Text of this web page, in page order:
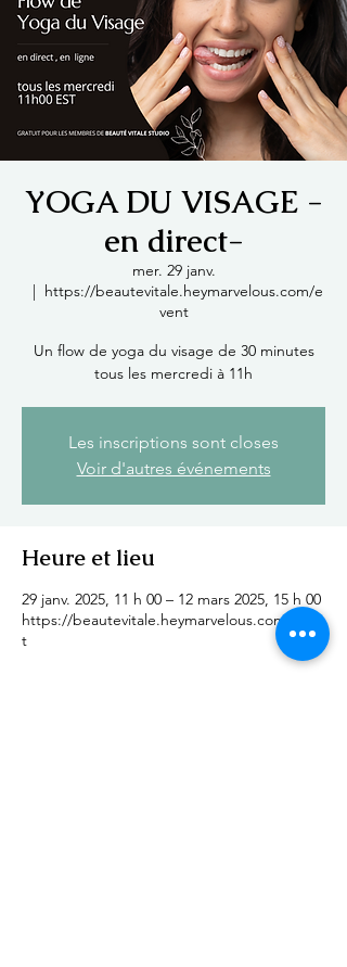
YOGA DU VISAGE -
en direct-
mer. 29 janv.
https://beautevitale.heymarvelous.com/e
vent
Un flow de yoga du visage de 30 minutes
tous les mercredi à 11h
Les inscriptions sont closes
Voir d'autres événements
Heure et lieu
29 janv. 2025, 11 h 00 – 12 mars 2025, 15 h 00
https://beautevitale.heymarvelous.com/even
t